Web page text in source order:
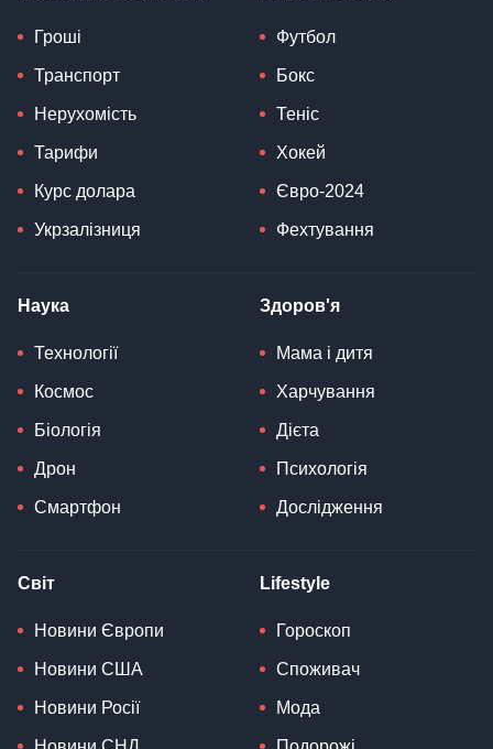
Гроші
Транспорт
Нерухомість
Тарифи
Курс долара
Укрзалізниця
Футбол
Бокс
Теніс
Хокей
Євро-2024
Фехтування
Наука
Технології
Космос
Біологія
Дрон
Смартфон
Здоров'я
Мама і дитя
Харчування
Дієта
Психологія
Дослідження
Світ
Новини Європи
Новини США
Новини Росії
Lifestyle
Гороскоп
Споживач
Мода